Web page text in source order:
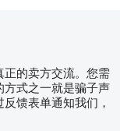
正的卖方交流。您需
方式之一就是骗子声
馈表单通知我们，